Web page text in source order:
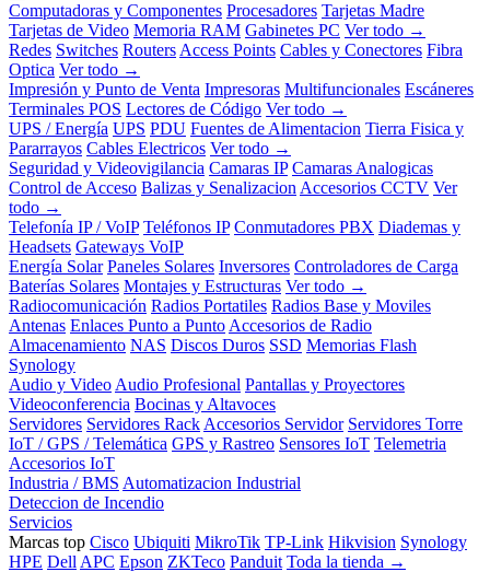
Computadoras y Componentes Procesadores Tarjetas Madre
Tarjetas de Video Memoria RAM Gabinetes PC Ver todo →
Redes Switches Routers Access Points Cables y Conectores Fibra
Optica Ver todo →
Impresión y Punto de Venta Impresoras Multifuncionales Escáneres
Terminales POS Lectores de Código Ver todo →
UPS / Energía UPS PDU Fuentes de Alimentacion Tierra Fisica y
Pararrayos Cables Electricos Ver todo →
Seguridad y Videovigilancia Camaras IP Camaras Analogicas
Control de Acceso Balizas y Senalizacion Accesorios CCTV Ver
todo →
Telefonía IP / VoIP Teléfonos IP Conmutadores PBX Diademas y
Headsets Gateways VoIP
Energía Solar Paneles Solares Inversores Controladores de Carga
Baterías Solares Montajes y Estructuras Ver todo →
Radiocomunicación Radios Portatiles Radios Base y Moviles
Antenas Enlaces Punto a Punto Accesorios de Radio
Almacenamiento NAS Discos Duros SSD Memorias Flash
Synology
Audio y Video Audio Profesional Pantallas y Proyectores
Videoconferencia Bocinas y Altavoces
Servidores Servidores Rack Accesorios Servidor Servidores Torre
IoT / GPS / Telemática GPS y Rastreo Sensores IoT Telemetria
Accesorios IoT
Industria / BMS Automatizacion Industrial
Deteccion de Incendio
Servicios
Marcas top Cisco Ubiquiti MikroTik TP-Link Hikvision Synology
HPE Dell APC Epson ZKTeco Panduit Toda la tienda →